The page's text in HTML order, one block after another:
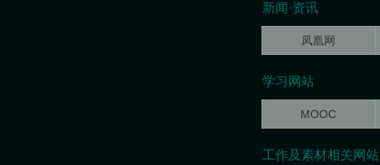
新闻·资讯
凤凰网
学习网站
MOOC
工作及素材相关网站